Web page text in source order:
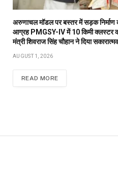
अरुणाचल मॉडल पर बस्तर में सड़क निर्माण
आग्रह PMGSY-IV में 10 किमी क्लस्टर
मंत्री शिवराज सिंह चौहान ने दिया
AUGUST 1, 2026
READ MORE